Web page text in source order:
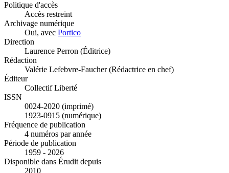
Politique d'accès
Accès restreint
Archivage numérique
Oui, avec Portico
Direction
Laurence Perron (Éditrice)
Rédaction
Valérie Lefebvre-Faucher (Rédactrice en chef)
Éditeur
Collectif Liberté
ISSN
0024-2020 (imprimé)
1923-0915 (numérique)
Fréquence de publication
4 numéros par année
Période de publication
1959 - 2026
Disponible dans Érudit depuis
2010